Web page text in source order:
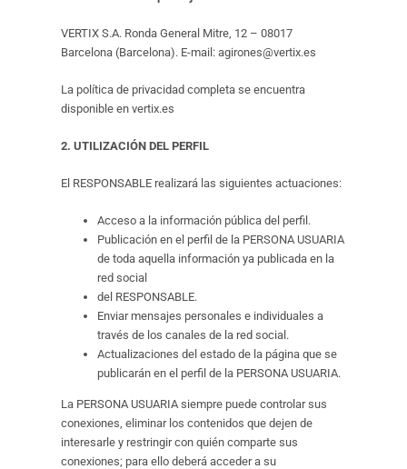
VERTIX S.A. Ronda General Mitre, 12 – 08017
Barcelona (Barcelona). E-mail: agirones@vertix.es
La política de privacidad completa se encuentra
disponible en vertix.es
2. UTILIZACIÓN DEL PERFIL
El RESPONSABLE realizará las siguientes actuaciones:
Acceso a la información pública del perfil.
Publicación en el perfil de la PERSONA USUARIA
de toda aquella información ya publicada en la
red social
del RESPONSABLE.
Enviar mensajes personales e individuales a
través de los canales de la red social.
Actualizaciones del estado de la página que se
publicarán en el perfil de la PERSONA USUARIA.
La PERSONA USUARIA siempre puede controlar sus
conexiones, eliminar los contenidos que dejen de
interesarle y restringir con quién comparte sus
conexiones; para ello deberá acceder a su